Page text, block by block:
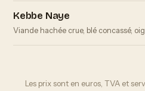
Kebbe Naye
Viande hachée crue, blé concassé,
Les prix sont en euros, TVA et